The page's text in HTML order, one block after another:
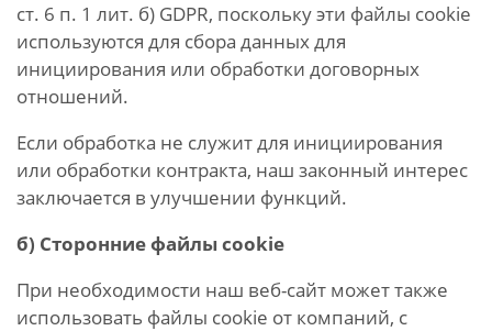
ст. 6 п. 1 лит. б) GDPR, поскольку эти файлы cookie
используются для сбора данных для
инициирования или обработки договорных
отношений.
Если обработка не служит для инициирования
или обработки контракта, наш законный интерес
заключается в улучшении функций.
б) Сторонние файлы cookie
При необходимости наш веб-сайт может также
использовать файлы cookie от компаний, с